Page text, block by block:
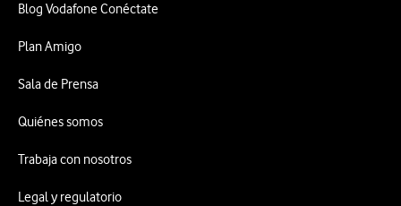
Blog Vodafone Conéctate
Plan Amigo
Sala de Prensa
Quiénes somos
Trabaja con nosotros
Legal y regulatorio